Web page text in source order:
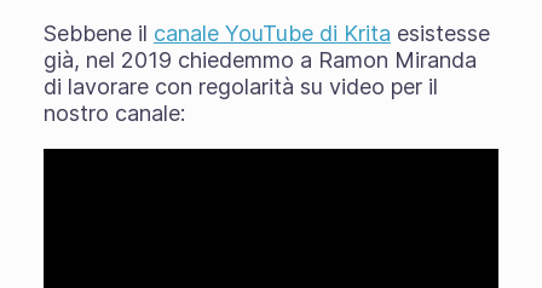
Sebbene il canale YouTube di Krita esistesse
già, nel 2019 chiedemmo a Ramon Miranda
di lavorare con regolarità su video per il
nostro canale: